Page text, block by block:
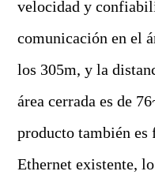
velocidad y
comunicación en el
los 305m, y la
área cerrada es de
producto también
Ethernet existente,